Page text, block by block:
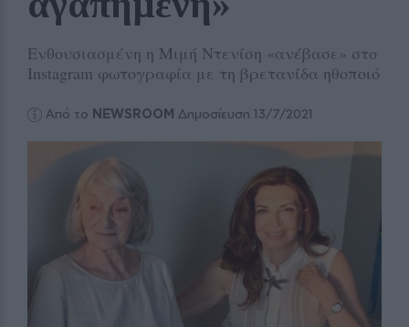
Ενθουσιασμένη η Μιμή Ντενίση «ανέβασε» στο
Instagram φωτογραφία με τη βρετανίδα ηθοποιό
Από το NEWSROOM Δημοσίευση 13/7/2021